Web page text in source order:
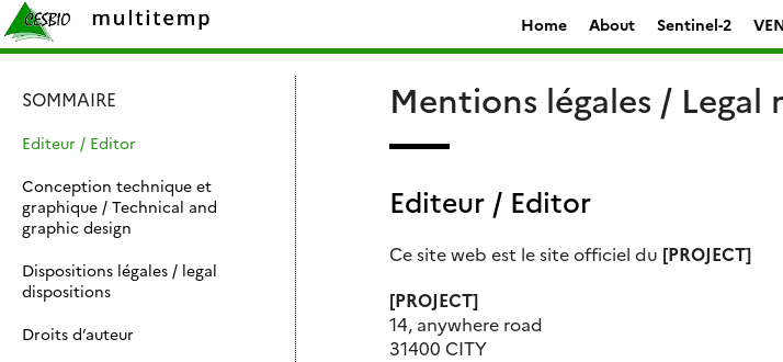
Skip
to
content
Home About Sentinel-2
SOMMAIRE
Editeur / Editor
Conception technique et
graphique / Technical and
graphic design
Dispositions légales / legal
dispositions
Droits d’auteur
Mentions légales / Legal
Editeur / Editor
Ce site web est le site officiel du [PROJECT]
[PROJECT]
14, anywhere road
31400 CITY